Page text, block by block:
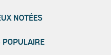
NOTÉES
POPULAIRE